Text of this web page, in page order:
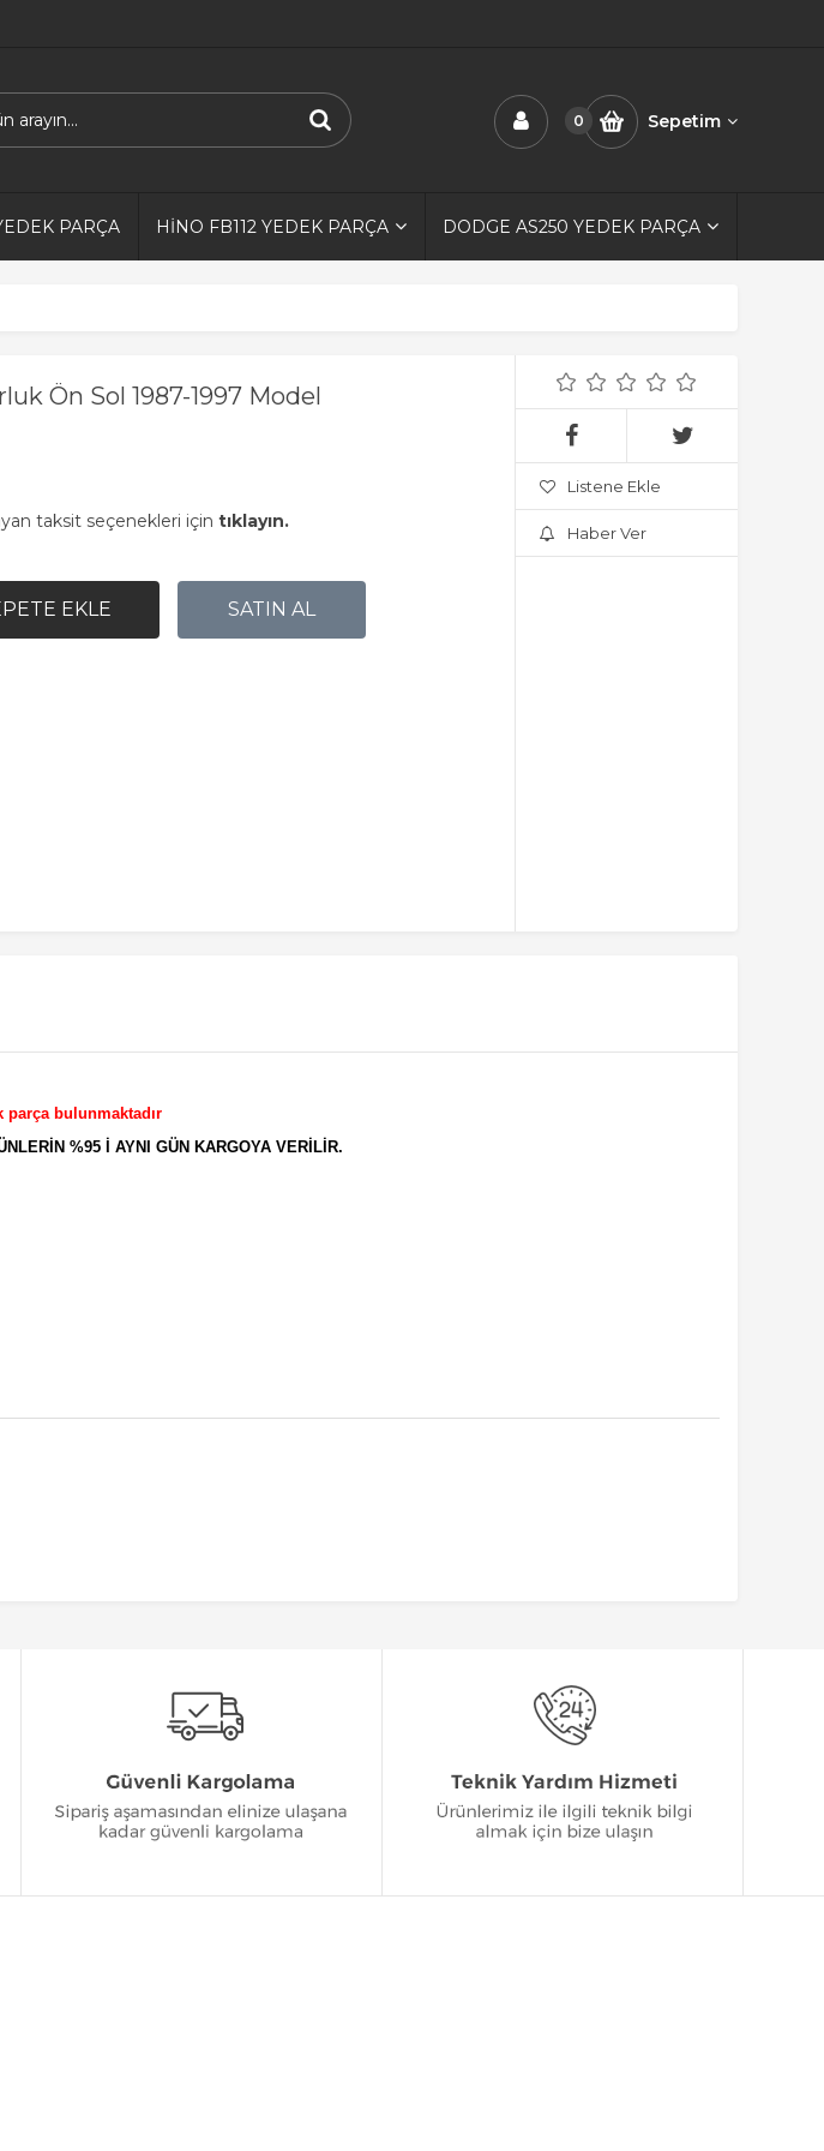
0 Sepetim
PARÇA HİNO FB112 YEDEK PARÇA DODGE AS250 YEDEK PARÇA
Ön Sol 1987-1997 Model
taksit seçenekleri için tıklayın.
Listene Ekle
Haber Ver
bulunmaktadır
%95 İ AYNI GÜN KARGOYA VERİLİR.